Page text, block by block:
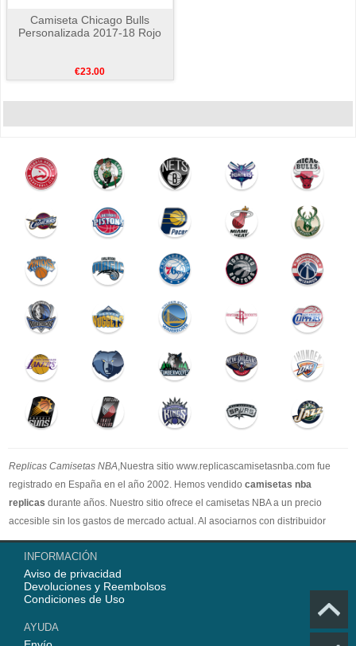
Camiseta Chicago Bulls
Personalizada 2017-18 Rojo
€23.00
Replicas Camisetas NBA,Nuestra sitio www.replicascamisetasnba.com fue
registrado en España en el año 2002. Hemos vendido camisetas nba
replicas durante años. Nuestro sitio ofrece el camisetas NBA a un precio
accesible sin los gastos de mercado actual. Al asociarnos con distribuidor
oficial de camisetas NBA, garantizamos que todos nuestros artículos son
100% auténticos con embalaje original. Estamos dedicados a proporcionar la
mejor calidad camisetas nba a nuestros clientes ahora. En 2025,
www.replicascamisetasnba.com ofrecerá nuestro mejor servicio para que Ud.
INFORMACIÓN
Aviso de privacidad
Devoluciones y Reembolsos
Condiciones de Uso
AYUDA